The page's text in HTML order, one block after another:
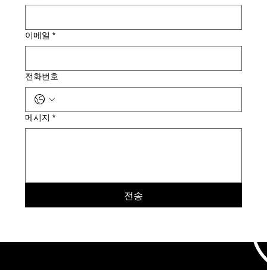
이메일 *
전화번호
메시지 *
전송